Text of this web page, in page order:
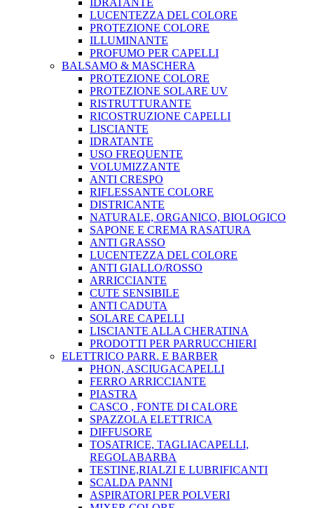
IDRATANTE
LUCENTEZZA DEL COLORE
PROTEZIONE COLORE
ILLUMINANTE
PROFUMO PER CAPELLI
BALSAMO & MASCHERA
PROTEZIONE COLORE
PROTEZIONE SOLARE UV
RISTRUTTURANTE
RICOSTRUZIONE CAPELLI
LISCIANTE
IDRATANTE
USO FREQUENTE
VOLUMIZZANTE
ANTI CRESPO
RIFLESSANTE COLORE
DISTRICANTE
NATURALE, ORGANICO, BIOLOGICO
SAPONE E CREMA RASATURA
ANTI GRASSO
LUCENTEZZA DEL COLORE
ANTI GIALLO/ROSSO
ARRICCIANTE
CUTE SENSIBILE
ANTI CADUTA
SOLARE CAPELLI
LISCIANTE ALLA CHERATINA
PRODOTTI PER PARRUCCHIERI
ELETTRICO PARR. E BARBER
PHON, ASCIUGACAPELLI
FERRO ARRICCIANTE
PIASTRA
CASCO , FONTE DI CALORE
SPAZZOLA ELETTRICA
DIFFUSORE
TOSATRICE, TAGLIACAPELLI,
REGOLABARBA
TESTINE,RIALZI E LUBRIFICANTI
SCALDA PANNI
ASPIRATORI PER POLVERI